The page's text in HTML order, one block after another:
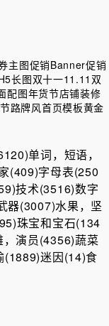
主图促销Banner促销
长图双十一11.11双
配图年货节店铺装修
路牌风首页模板黄金
单词，短语，
(409)字母表(250
技术(3516)数字
器(3007)水果，坚
珠宝和宝石(134
，演员(4356)蔬菜
(1889)迷因(14)食